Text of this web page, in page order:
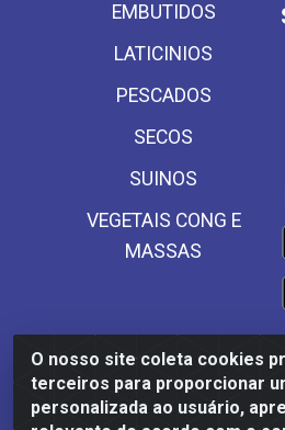
O nosso site coleta cookies
terceiros para proporcionar
personalizada ao usuário,
EMBUTIDOS
LATICINIOS
PESCADOS
SECOS
SUINOS
VEGETAIS CONG E
MASSAS
Frinscal - Distribuidora e
Rodovia BR 101 Sul Km 187,
Palmares/PE - CEP 55540-000 -